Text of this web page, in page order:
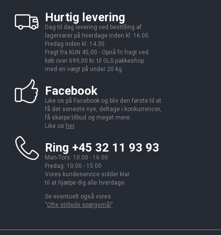
Hurtig levering
Dag til dag levering ved bestilling af
lagervarer på hverdage inden kl. 16.00.
Fredag inden kl. 14.30.
Fragt fra KUN 45,00 - Opnå fri fragt ved
køb over 699,00 kr. til GLS pakkeshop
med en vægt på under 20 kg.
Facebook
Like os på Facebook og bliv den første til at
få det seneste nye, deltage i konkurrencer,
få skarpe tilbud og meget mere.
Like os her.
Ring +45 32 11 93 93
Man-Tors: 10.00 - 16.00
Fredag: 10.00 - 15.00
Vores kundeservice sidder klar
til at hjælpe dig alle hverdage.
Se eventuelt også vores
"Ofte stillede spørgsmål ".